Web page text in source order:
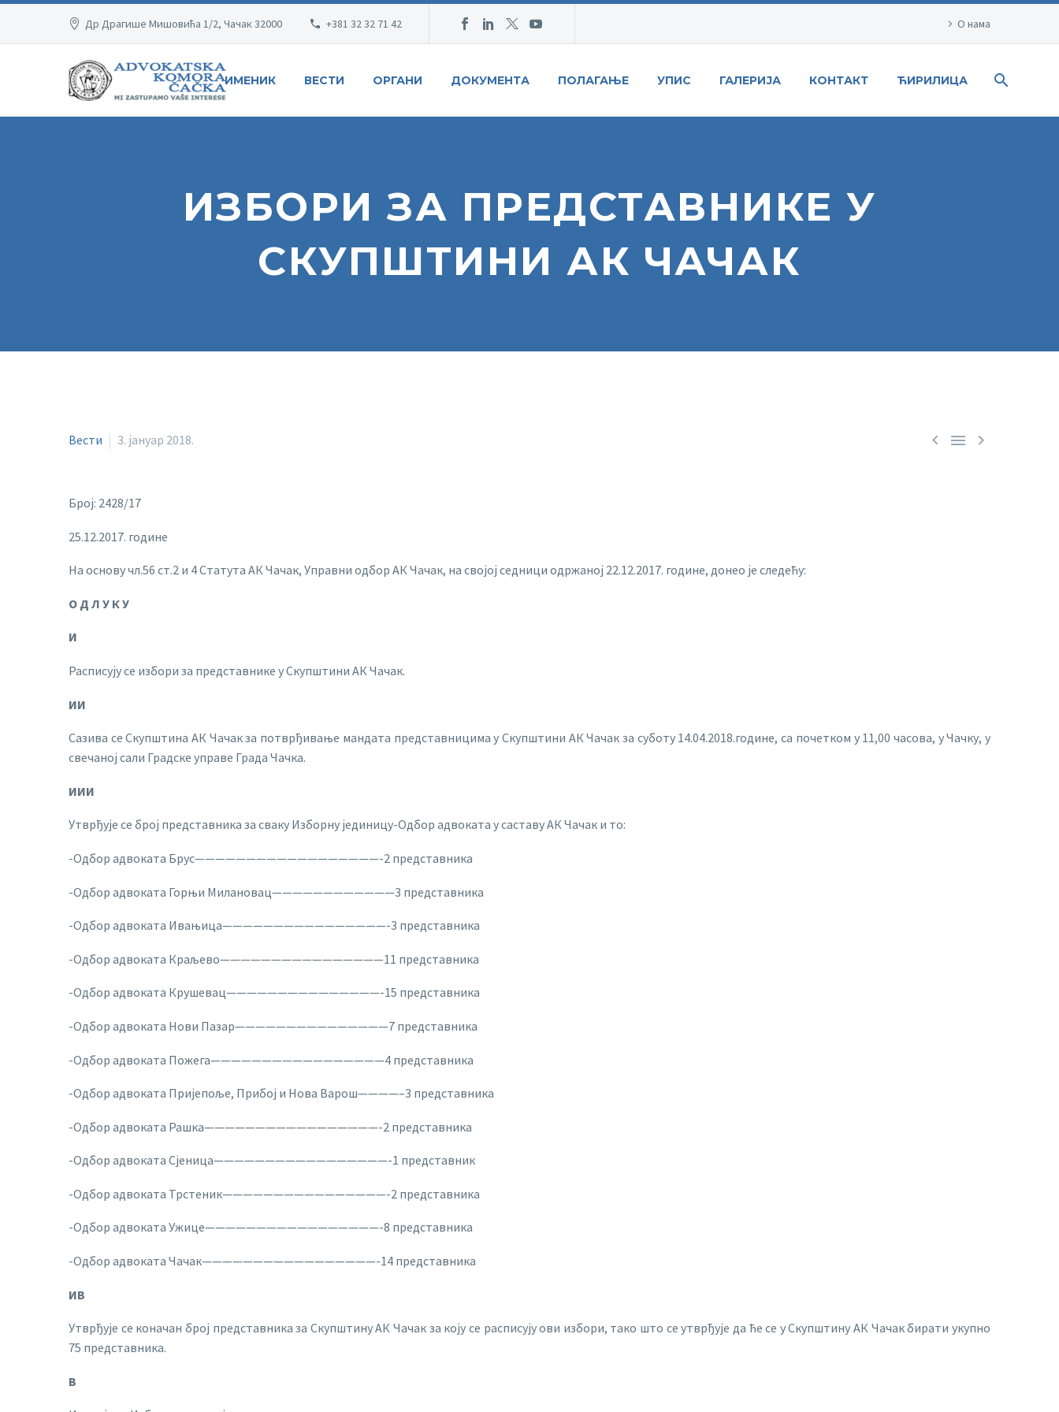
Др Драгише Мишовића 1/2, Чачак 32000 +381 32 32 71 42 О нама
ИМЕНИК ВЕСТИ ОРГАНИ ДОКУМЕНТА ПОЛАГАЊЕ УПИС ГАЛЕРИЈА КОНТАКТ ЋИРИЛИЦА
ИЗБОРИ ЗА ПРЕДСТАВНИКЕ У
СКУПШТИНИ АК ЧАЧАК
  
Вести 3. јануар 2018.
Број: 2428/17
25.12.2017. године
На основу чл.56 ст.2 и 4 Статута АК Чачак, Управни одбор АК Чачак, на својој седници одржаној 22.12.2017. године, донео је следећу:
О Д Л У К У
И
Расписују се избори за представнике у Скупштини АК Чачак.
ИИ
Сазива се Скупштина АК Чачак за потврђивање мандата представницима у Скупштини АК Чачак за суботу 14.04.2018.године, са почетком у 11,00 часова, у Чачку, у
свечаној сали Градске управе Града Чачка.
ИИИ
Утврђује се број представника за сваку Изборну јединицу-Одбор адвоката у саставу АК Чачак и то:
-Одбор адвоката Брус——————————————————-2 представника
-Одбор адвоката Горњи Милановац————————————3 представника
-Одбор адвоката Ивањица————————————————-3 представника
-Одбор адвоката Краљево————————————————11 представника
-Одбор адвоката Крушевац———————————————-15 представника
-Одбор адвоката Нови Пазар———————————————7 представника
-Одбор адвоката Пожега—————————————————4 представника
-Одбор адвоката Пријепоље, Прибој и Нова Варош————–3 представника
-Одбор адвоката Рашка—————————————————-2 представника
-Одбор адвоката Сјеница—————————————————-1 представник
-Одбор адвоката Трстеник————————————————-2 представника
-Одбор адвоката Ужице—————————————————-8 представника
-Одбор адвоката Чачак—————————————————-14 представника
ИВ
Утврђује се коначан број представника за Скупштину АК Чачак за коју се расписују ови избори, тако што се утврђује да ће се у Скупштину АК Чачак бирати укупно
75 представника.
В